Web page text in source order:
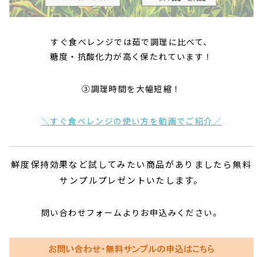
すぐ食べレンジでは茹で調理に比べて、
糖度・抗酸化力が高く保たれています！
③調理時間を大幅短縮！
＼すぐ食べレンジの使い方を動画でご紹介／
鮮度保持効果など試してみたい商品がありましたら無料
サンプルプレゼン トいたします。
問い合わせフォームよりお申込みください。